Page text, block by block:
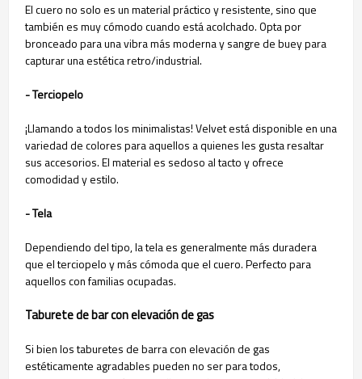
El cuero no solo es un material práctico y resistente, sino que
también es muy cómodo cuando está acolchado. Opta por
bronceado para una vibra más moderna y sangre de buey para
capturar una estética retro/industrial.
- Terciopelo
¡Llamando a todos los minimalistas! Velvet está disponible en una
variedad de colores para aquellos a quienes les gusta resaltar
sus accesorios. El material es sedoso al tacto y ofrece
comodidad y estilo.
- Tela
Dependiendo del tipo, la tela es generalmente más duradera
que el terciopelo y más cómoda que el cuero. Perfecto para
aquellos con familias ocupadas.
Taburete de bar con elevación de gas
Si bien los taburetes de barra con elevación de gas
estéticamente agradables pueden no ser para todos,